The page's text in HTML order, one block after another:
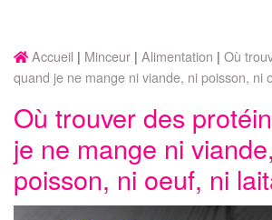
Accueil Minceur Alimentation
Où
quand je ne mange ni viande, ni poisson, ni
Où trouver des
je ne mange ni
poisson, ni oeuf, ni